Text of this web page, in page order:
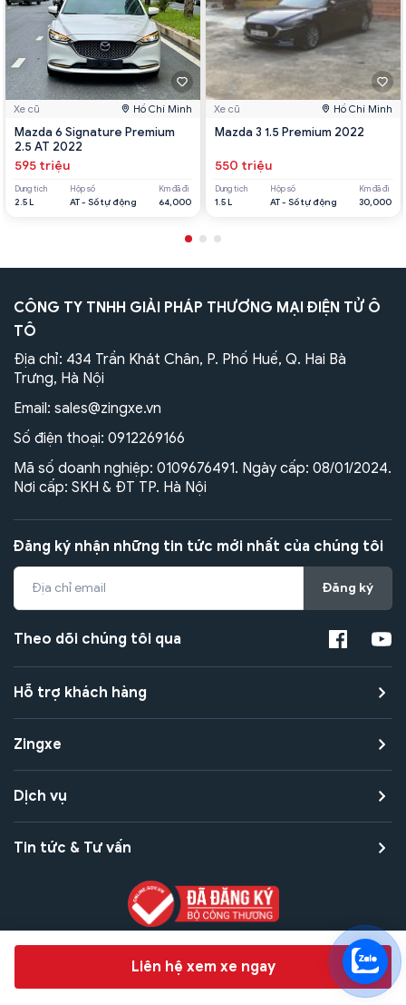
Chat hỗ trợ
Liên hệ xem xe ngay
Xe cũ Hồ Chí Minh
Mazda 6 Signature Premium
2.5 AT 2022
595 triệu
Dung tích
2.5 L
Hộp số
AT - Số tự động
Km đã đi
64,000
Xe cũ Hồ Chí Minh
Mazda 3 1.5 Premium 2022
550 triệu
Dung tích
1.5 L
Hộp số
AT - Số tự động
Km đã đi
30,000
CÔNG TY TNHH GIẢI PHÁP THƯƠNG MẠI ĐIỆN TỬ Ô
TÔ
Địa chỉ: 434 Trần Khát Chân, P. Phố Huế, Q. Hai Bà
Trưng, Hà Nội
Email: sales@zingxe.vn
Số điện thoại: 0912269166
Mã số doanh nghiệp: 0109676491. Ngày cấp: 08/01/2024.
Nơi cấp: SKH & ĐT TP. Hà Nội
Đăng ký nhận những tin tức mới nhất của chúng tôi
Đăng ký
Theo dõi chúng tôi qua
Hỗ trợ khách hàng
Zingxe
Dịch vụ
Tin tức & Tư vấn
Bảo mật quyền riêng tư
Điều khoản sử dụng